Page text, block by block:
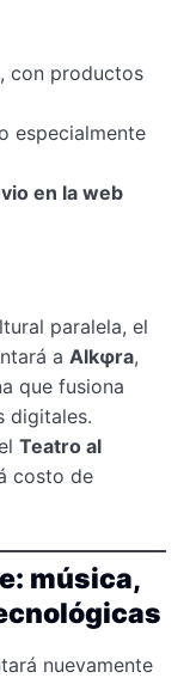
, con productos
especialmente
en la web
paralela, el
a Alkφra,
que fusiona
digitales.
Teatro al
costo de
música,
nuevamente